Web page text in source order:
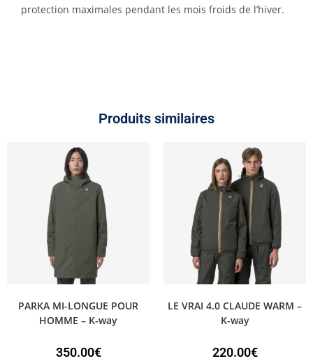
protection maximales pendant les mois froids de l’hiver.
Produits similaires
PARKA MI-LONGUE POUR
HOMME – K-way
350.00€
LE VRAI 4.0 CLAUDE WARM –
K-way
220.00€